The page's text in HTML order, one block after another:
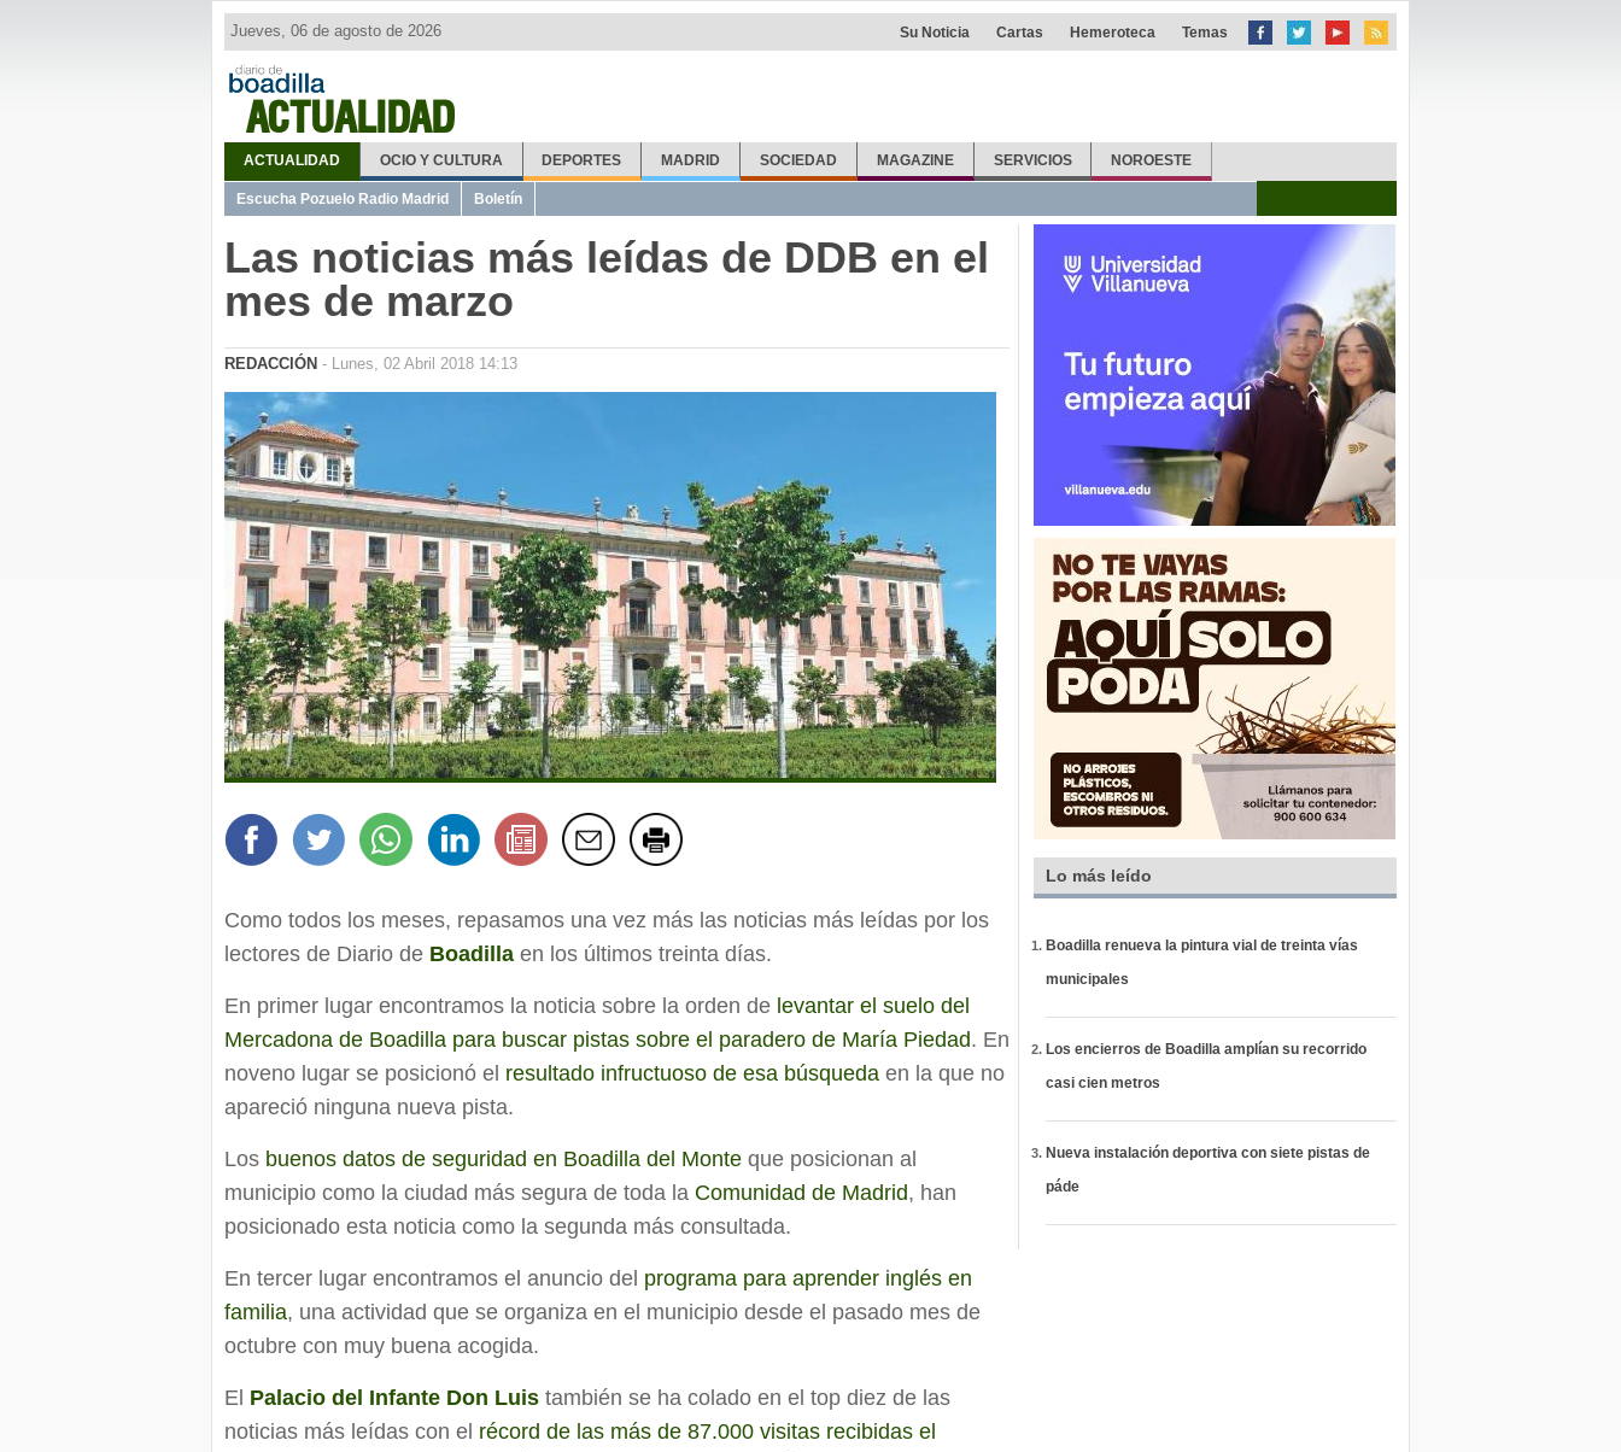
ACTUALIDAD
Jueves, 06 de agosto de 2026 Su Noticia Cartas Hemeroteca Temas
ACTUALIDAD OCIO Y CULTURA DEPORTES MADRID SOCIEDAD MAGAZINE SERVICIOS NOROESTE
Escucha Pozuelo Radio Madrid Boletín
Las noticias más leídas de DDB en el
mes de marzo
REDACCIÓN - Lunes, 02 Abril 2018 14:13
Como todos los meses, repasamos una vez más las noticias más leídas por los
lectores de Diario de Boadilla en los últimos treinta días.
En primer lugar encontramos la noticia sobre la orden de levantar el suelo del
Mercadona de Boadilla para buscar pistas sobre el paradero de María Piedad. En
noveno lugar se posicionó el resultado infructuoso de esa búsqueda en la que no
apareció ninguna nueva pista.
Los buenos datos de seguridad en Boadilla del Monte que posicionan al
municipio como la ciudad más segura de toda la Comunidad de Madrid, han
posicionado esta noticia como la segunda más consultada.
En tercer lugar encontramos el anuncio del programa para aprender inglés en
familia, una actividad que se organiza en el municipio desde el pasado mes de
octubre con muy buena acogida.
El Palacio del Infante Don Luis también se ha colado en el top diez de las
noticias más leídas con el récord de las más de 87.000 visitas recibidas el
Lo más leído
Boadilla renueva la pintura vial de treinta vías
municipales
Los encierros de Boadilla amplían su recorrido
casi cien metros
Nueva instalación deportiva con siete pistas de
páde